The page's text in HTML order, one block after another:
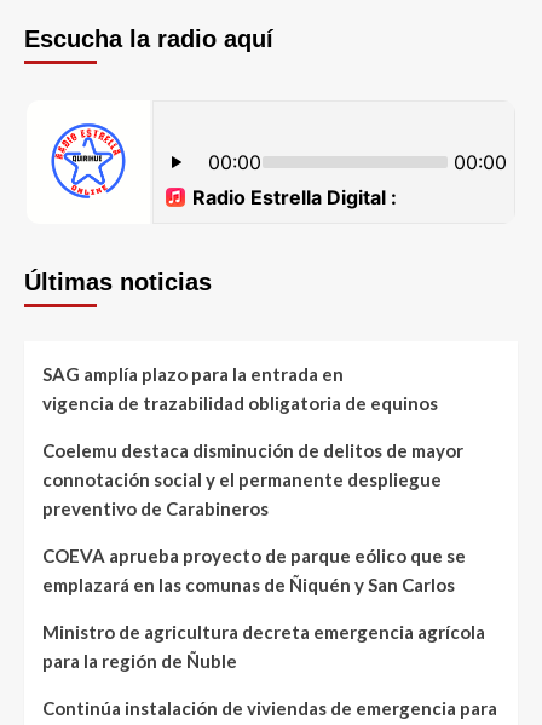
Escucha la radio aquí
Últimas noticias
SAG amplía plazo para la entrada en
vigencia de trazabilidad obligatoria de equinos
Coelemu destaca disminución de delitos de mayor
connotación social y el permanente despliegue
preventivo de Carabineros
COEVA aprueba proyecto de parque eólico que se
emplazará en las comunas de Ñiquén y San Carlos
Ministro de agricultura decreta emergencia agrícola
para la región de Ñuble
Continúa instalación de viviendas de emergencia para